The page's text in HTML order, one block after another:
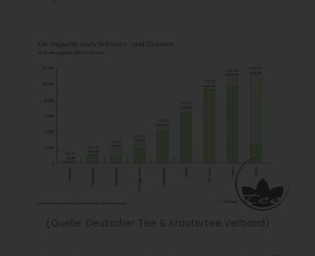
(Quelle: Deutscher Tee & Kräutertee Verband)